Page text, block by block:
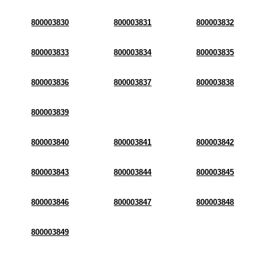
800003830 800003831 800003832
800003833 800003834 800003835
800003836 800003837 800003838
800003839
800003840 800003841 800003842
800003843 800003844 800003845
800003846 800003847 800003848
800003849